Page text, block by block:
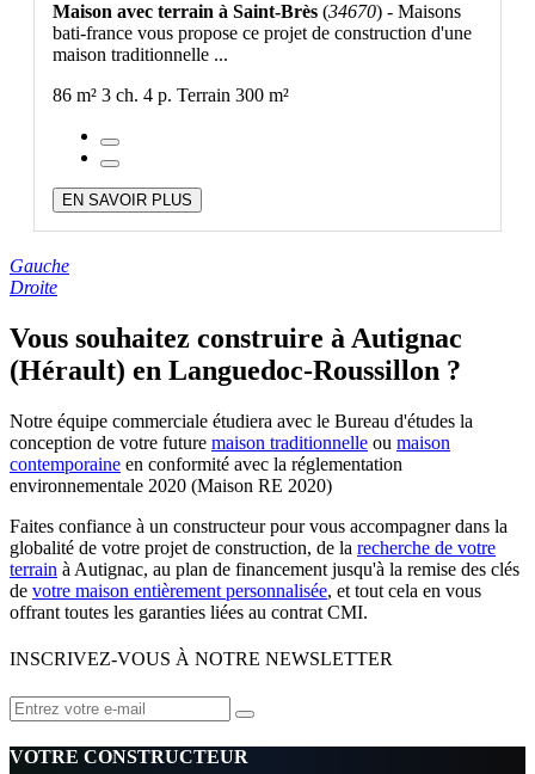
Maison avec terrain à Saint-Brès (34670) - Maisons
bati-france vous propose ce projet de construction d'une
maison traditionnelle ...
86 m² 3 ch. 4 p. Terrain 300 m²
EN SAVOIR PLUS
Gauche
Droite
Vous souhaitez construire à Autignac
(Hérault) en Languedoc-Roussillon ?
Notre équipe commerciale étudiera avec le Bureau d'études la
conception de votre future maison traditionnelle ou maison
contemporaine en conformité avec la réglementation
environnementale 2020 (Maison RE 2020)
Faites confiance à un constructeur pour vous accompagner dans la
globalité de votre projet de construction, de la recherche de votre
terrain à Autignac, au plan de financement jusqu'à la remise des clés
de votre maison entièrement personnalisée, et tout cela en vous
offrant toutes les garanties liées au contrat CMI.
INSCRIVEZ-VOUS À NOTRE NEWSLETTER
VOTRE CONSTRUCTEUR